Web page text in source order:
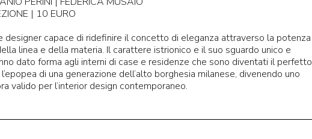
| 10 EURO
designer capace di ridefinire il concetto di eleganza attraverso la potenza
linea e della materia. Il carattere istrionico e il suo sguardo unico e
dato forma agli interni di case e residenze che sono diventati il perfetto
di una generazione dell’alto borghesia milanese, divenendo uno
valido per l’interior design contemporaneo.